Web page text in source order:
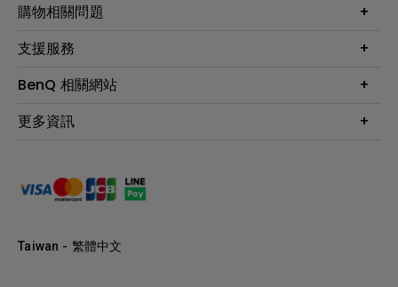
投影機
智慧照明
專業拍物視訊鏡頭
最新產品與活動
尋找銷售據點
會員綁定LINE教學
購物相關問題
第一次購物就上手
延長保固購買
贈品兌換網站首頁
支援服務
服務公告
保固條例
手冊與軟體下載
產品常見問題
BenQ 相關網站
專業商用解決方案
BenQ 大娛樂家
更多資訊
永續發展
產品碳足跡報告
明基基金會
Taiwan - 繁體中文